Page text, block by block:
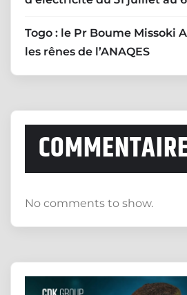
Togo : le Pr Boume Missoki
les rênes de l’ANAQES
No comments to show.